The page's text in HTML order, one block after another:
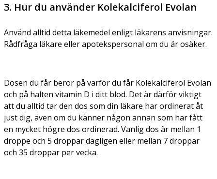
3. Hur du använder Kolekalciferol Evolan
Använd alltid detta läkemedel enligt läkarens anvisningar.
Rådfråga läkare eller apotekspersonal om du är osäker.
Dosen du får beror på varför du får Kolekalciferol Evolan
och på halten vitamin D i ditt blod. Det är därför viktigt
att du alltid tar den dos som din läkare har ordinerat åt
just dig, även om du känner någon annan som har fått
en mycket högre dos ordinerad. Vanlig dos är mellan 1
droppe och 5 droppar dagligen eller mellan 7 droppar
och 35 droppar per vecka.